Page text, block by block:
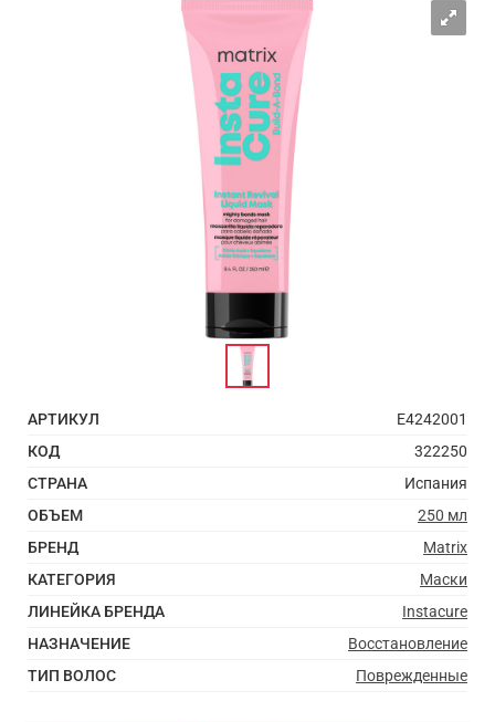
АРТИКУЛ
E4242001
КОД
322250
СТРАНА
Испания
ОБЪЕМ
250 мл
БРЕНД
Matrix
КАТЕГОРИЯ
Маски
ЛИНЕЙКА БРЕНДА
Instacure
НАЗНАЧЕНИЕ
Восстановление
ТИП ВОЛОС
Поврежденные